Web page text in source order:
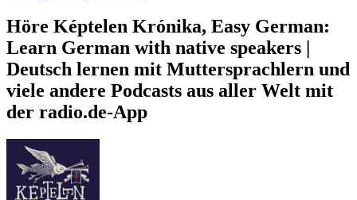
Höre Képtelen Krónika, Easy German:
Learn German with native speakers |
Deutsch lernen mit Muttersprachlern und
viele andere Podcasts aus aller Welt mit
der radio.de-App